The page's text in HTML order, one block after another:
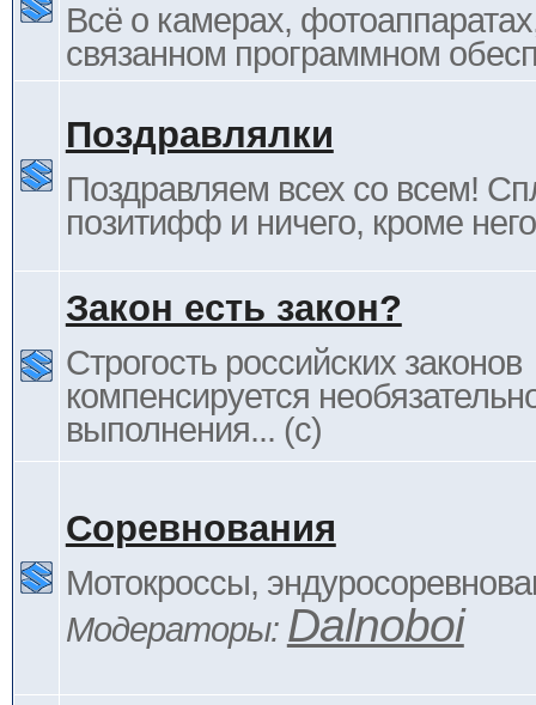
Всё о камерах,
связанном программном
Поздравлялки
Поздравляем всех со всем!
позитифф и ничего, кроме
Закон есть закон?
Строгость российских законов
компенсируется
выполнения... (c)
Соревнования
Мотокроссы,
Модераторы: Dalnoboi